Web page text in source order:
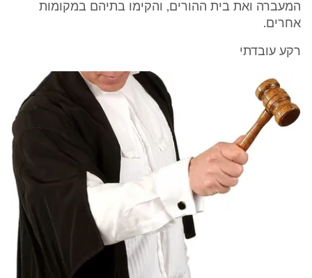
המעברה ואת בית ההורים, והקימו בתיהם במקומות
אחרים.
רקע עובדתי